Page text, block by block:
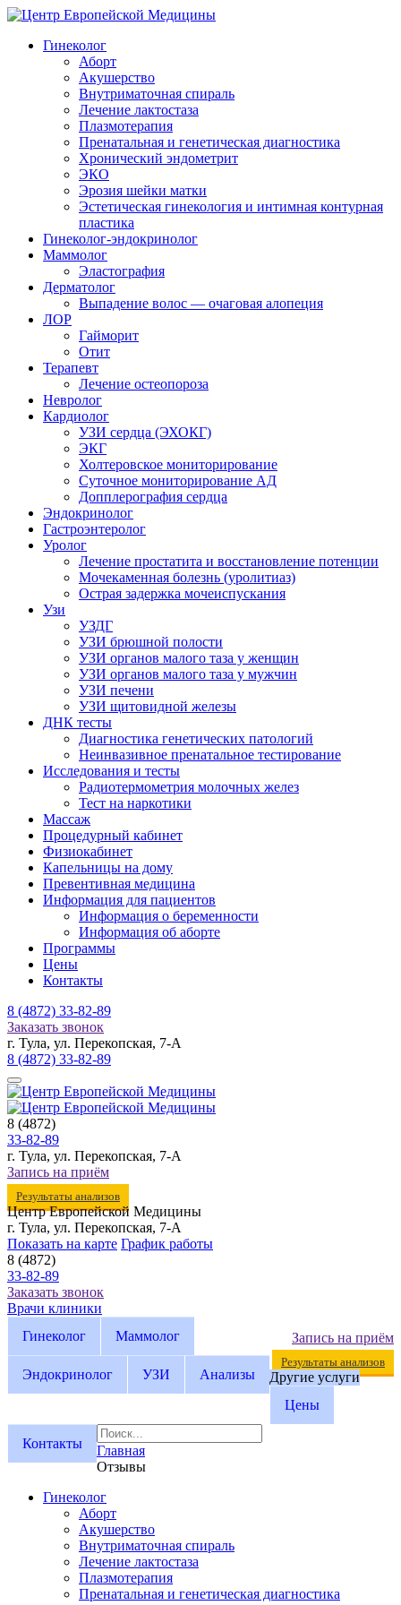
Гинеколог
Аборт
Акушерство
Внутриматочная спираль
Лечение лактостаза
Плазмотерапия
Пренатальная и генетическая диагностика
Хронический эндометрит
ЭКО
Эрозия шейки матки
Эстетическая гинекология и интимная контурная
пластика
Гинеколог-эндокринолог
Маммолог
Эластография
Дерматолог
Выпадение волос — очаговая алопеция
ЛОР
Гайморит
Отит
Терапевт
Лечение остеопороза
Невролог
Кардиолог
УЗИ сердца (ЭХОКГ)
ЭКГ
Холтеровское мониторирование
Суточное мониторирование АД
Допплерография сердца
Эндокринолог
Гастроэнтеролог
Уролог
Лечение простатита и восстановление потенции
Мочекаменная болезнь (уролитиаз)
Острая задержка мочеиспускания
Узи
УЗДГ
УЗИ брюшной полости
УЗИ органов малого таза у женщин
УЗИ органов малого таза у мужчин
УЗИ печени
УЗИ щитовидной железы
ДНК тесты
Диагностика генетических патологий
Неинвазивное пренатальное тестирование
Исследования и тесты
Радиотермометрия молочных желез
Тест на наркотики
Массаж
Процедурный кабинет
Физиокабинет
Капельницы на дому
Превентивная медицина
Информация для пациентов
Информация о беременности
Информация об аборте
Программы
Цены
Контакты
8 (4872) 33-82-89
Заказать звонок
г. Тула, ул. Перекопская, 7-А
8 (4872) 33-82-89
8 (4872)
33-82-89
г. Тула, ул. Перекопская, 7-А
Запись на приём
Результаты анализов
Центр Европейской Медицины
г. Тула, ул. Перекопская, 7-А
Показать на карте График работы
8 (4872)
33-82-89
Заказать звонок
Врачи клиники
Запись на приём
Результаты анализов
Гинеколог Маммолог
Эндокринолог УЗИ Анализы
Другие услуги
Цены
Контакты
Главная
Отзывы
Гинеколог
Аборт
Акушерство
Внутриматочная спираль
Лечение лактостаза
Плазмотерапия
Пренатальная и генетическая диагностика